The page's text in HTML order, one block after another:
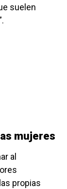
suelen
mujeres
al
propias